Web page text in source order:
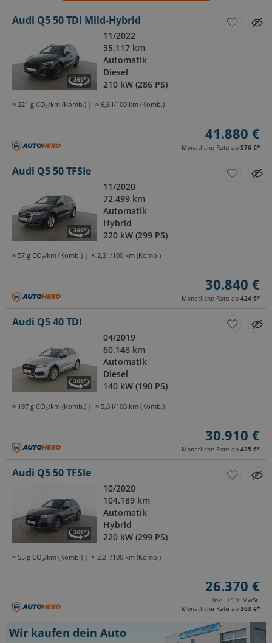
Audi Q5 50 TDI Mild-Hybrid
11/2022
35.117 km
Automatik
Diesel
210 kW (286 PS)
≈ 221 g CO₂/km (Komb.) ≈ 6,8 l/100 km (Komb.)
41.880 €
Monatliche Rate ab 576 €*
Audi Q5 50 TFSIe
11/2020
72.499 km
Automatik
Hybrid
220 kW (299 PS)
≈ 57 g CO₂/km (Komb.) ≈ 2,2 l/100 km (Komb.)
30.840 €
Monatliche Rate ab 424 €*
Audi Q5 40 TDI
04/2019
60.148 km
Automatik
Diesel
140 kW (190 PS)
≈ 197 g CO₂/km (Komb.) ≈ 5,6 l/100 km (Komb.)
30.910 €
Monatliche Rate ab 425 €*
Audi Q5 50 TFSIe
10/2020
104.189 km
Automatik
Hybrid
220 kW (299 PS)
≈ 55 g CO₂/km (Komb.) ≈ 2,2 l/100 km (Komb.)
26.370 €
inkl. 19 % MwSt.
Monatliche Rate ab 363 €*
Wir kaufen dein Auto